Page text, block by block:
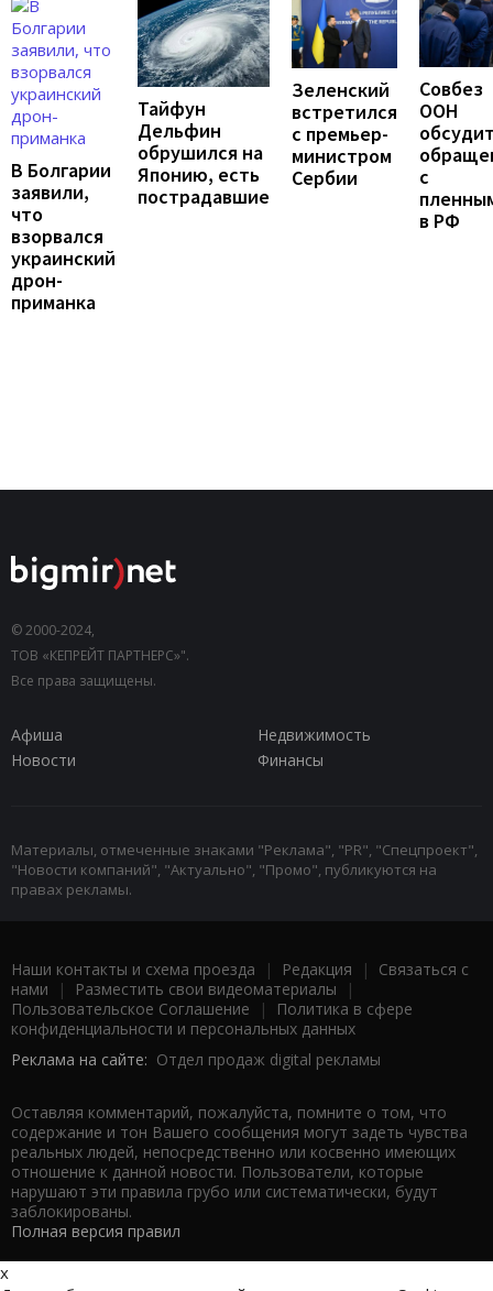
В Болгарии
заявили,
что
взорвался
украинский
дрон-
приманка
Тайфун
Дельфин
обрушился на
Японию, есть
пострадавшие
Зеленский
встретился
с премьер-
министром
Сербии
Совбез
ООН
с
в РФ
© 2000-2024,
ТОВ «КЕПРЕЙТ ПАРТНЕРС»".
Все права защищены.
Афиша
Недвижимость
Новости
Финансы
Материалы, отмеченные знаками "Реклама", "PR", "Спецпроект",
"Новости компаний", "Актуально", "Промо", публикуются на
правах рекламы.
Наши контакты и схема проезда | Редакция | Связаться с
нами | Разместить свои видеоматериалы |
Пользовательское Соглашение |
Политика в сфере
конфиденциальности и персональных данных
Реклама на сайте: Отдел продаж digital рекламы
Оставляя комментарий, пожалуйста, помните о том, что
содержание и тон Вашего сообщения могут задеть чувства
реальных людей, непосредственно или косвенно имеющих
отношение к данной новости. Пользователи, которые
нарушают эти правила грубо или систематически, будут
заблокированы.
Полная версия правил
x